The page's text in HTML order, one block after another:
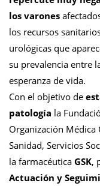
los varones
los recursos
urológicas que
su prevalencia entre
esperanza de vida.
Con el objetivo de
patología la
Organización Médica
Sanidad, Servicios
la farmacéutica GSK,
Actuación y